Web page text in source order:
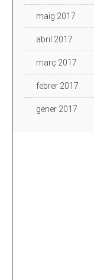
maig 2017
abril 2017
març 2017
febrer 2017
gener 2017